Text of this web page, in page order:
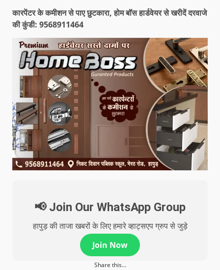
कारपेंटर के कमीशन से पाए छुटकारा, होम बॉस हार्डवेयर से खरीदें दरवाजे
की कुंडी: 9568911464
📢 Join Our WhatsApp Group
हापुड़ की ताजा खबरों के लिए हमारे व्हाट्सएप ग्रुप से जुड़े
Join Now
Share this...